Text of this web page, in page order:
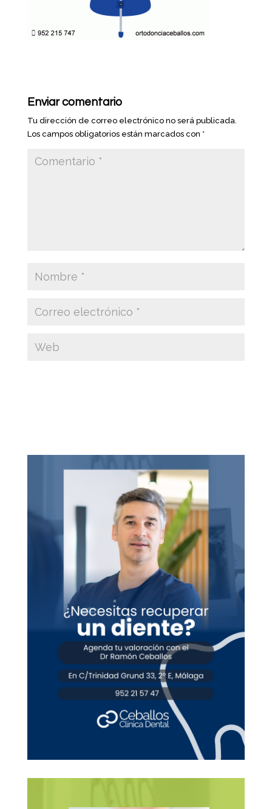
Enviar comentario
Tu dirección de correo electrónico no será publicada.
Los campos obligatorios están marcados con *